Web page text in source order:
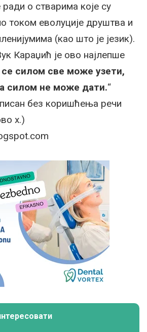
о стварима које су
током еволуције друштва и
(као што је језик).
Караџић је ово најлепше
силом све може узети,
силом не може дати.“
без коришћења речи
х.)